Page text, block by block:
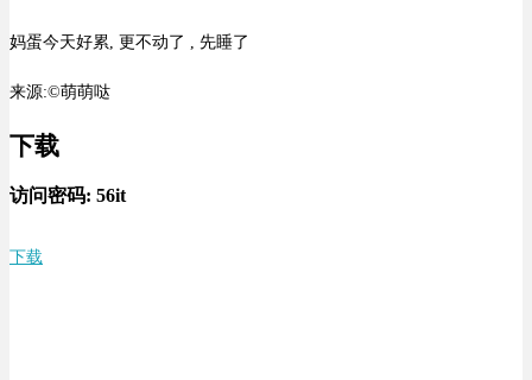
妈蛋今天好累, 更不动了 , 先睡了
来源:©萌萌哒
下载
访问密码: 56it
下载